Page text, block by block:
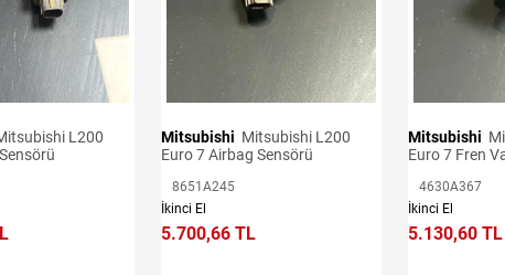
Mitsubishi
Euro 7 Airbag Sensörü
8651A245
İkinci El
5.700,66 TL
Mitsubishi
Euro 7 Fren
4630A367
İkinci El
5.130,60 TL